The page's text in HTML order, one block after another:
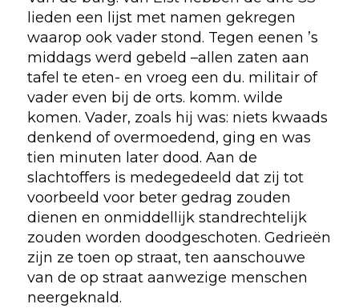
lieden een lijst met namen gekregen
waarop ook vader stond. Tegen eenen ’s
middags werd gebeld –allen zaten aan
tafel te eten- en vroeg een du. militair of
vader even bij de orts. komm. wilde
komen. Vader, zoals hij was: niets kwaads
denkend of overmoedend, ging en was
tien minuten later dood. Aan de
slachtoffers is medegedeeld dat zij tot
voorbeeld voor beter gedrag zouden
dienen en onmiddellijk standrechtelijk
zouden worden doodgeschoten. Gedrieën
zijn ze toen op straat, ten aanschouwe
van de op straat aanwezige menschen
neergeknald.